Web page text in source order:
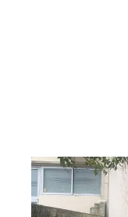
DAX 40
74,82 m , 4
Ref : 24966